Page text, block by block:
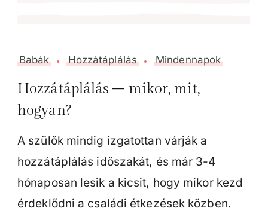
Babák Hozzátáplálás Mindennapok
Hozzátáplálás – mikor, mit,
hogyan?
A szülők mindig izgatottan várják a
hozzátáplálás időszakát, és már 3-4
hónaposan lesik a kicsit, hogy mikor kezd
érdeklődni a családi étkezések közben.